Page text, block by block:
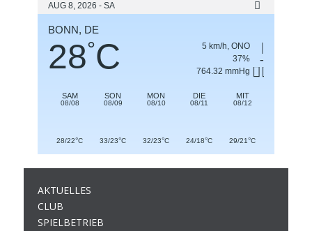
AUG 8, 2026 - SA
BONN, DE
28°C
5 km/h, ONO
37%
764.32 mmHg
SAM
08/08
SON
08/09
MON
08/10
DIE
08/11
MIT
08/12
28/22°C 33/23°C 32/23°C 24/18°C 29/21°C
AKTUELLES
CLUB
SPIELBETRIEB